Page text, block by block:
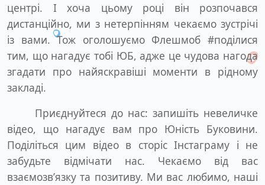
центрі. І хоча цьому році він розпочався
дистанційно, ми з нетерпінням чекаємо зустрічі
із вами. Тож оголошуємо Флешмоб #поділися
тим, що нагадує тобі ЮБ, адже це чудова нагода
згадати про найяскравіші моменти в рідному
закладі.
Приєднуйтеся до нас: запишіть невеличке
відео, що нагадує вам про Юність Буковини.
Поділіться цим відео в сторіс Інстаграму і не
забудьте відмічати нас. Чекаємо від вас
взаємозв’язку та позитиву. Ми вас любимо, наші